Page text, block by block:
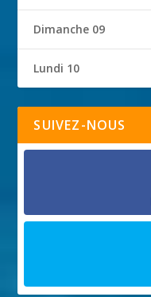
Dimanche 09
Lundi 10
SUIVEZ-NOUS